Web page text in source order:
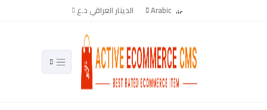
Arabic الدينار العراقي د.ع